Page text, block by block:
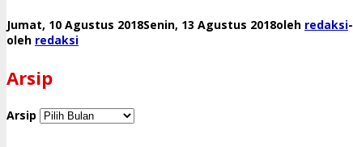
Jumat, 10 Agustus 2018Senin, 13 Agustus 2018oleh redaksi-
oleh redaksi
Arsip
Arsip